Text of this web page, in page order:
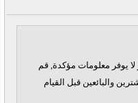
يوفر معلومات مؤكدة, قم
والبائعين قبل القيام